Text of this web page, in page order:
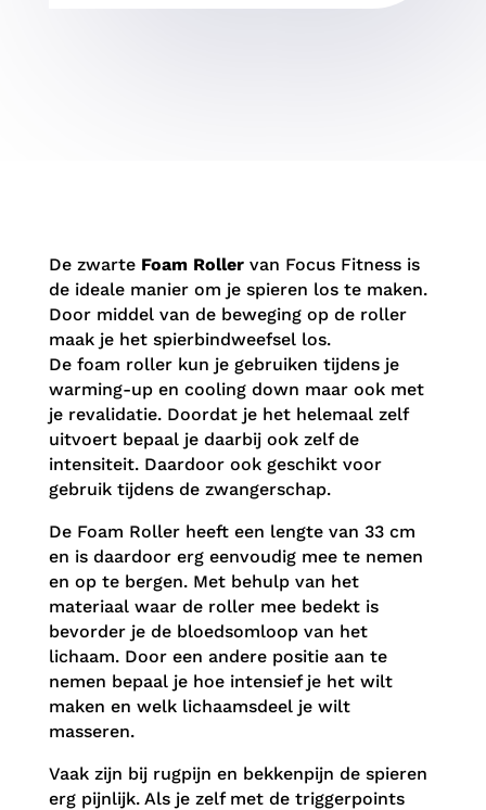
De zwarte Foam Rollervan Focus Fitness is
de ideale manier om je spieren los te maken.
Door middel van de beweging op de roller
maak je het spierbindweefsel los.
De foam roller kun je gebruiken tijdens je
warming-up en cooling down maar ook met
je revalidatie. Doordat je het helemaal zelf
uitvoert bepaal je daarbij ook zelf de
intensiteit. Daardoor ook geschikt voor
gebruik tijdens de zwangerschap.
De Foam Roller heeft een lengte van 33 cm
en is daardoor erg eenvoudig mee te nemen
en op te bergen. Met behulp van het
materiaal waar de roller mee bedekt is
bevorder je de bloedsomloop van het
lichaam. Door een andere positie aan te
nemen bepaal je hoe intensief je het wilt
maken en welk lichaamsdeel je wilt
masseren.
Vaak zijn bij rugpijn en bekkenpijn de spieren
erg pijnlijk. Als je zelf met de triggerpoints